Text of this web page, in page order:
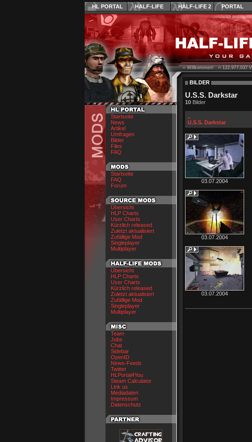
HL PORTAL HALF-LIFE HALF-LIFE 2 PORTAL
Startseite
News
Artikel
Umfragen
Bilder
Files
FAQ
Startseite
FAQ
Forum
Übersicht
HLP Charts
User Charts
Kürzlich released
Zuletzt aktualisiert
Zufällige Mod
Singleplayer
Multiplayer
Übersicht
HLP Charts
User Charts
Kürzlich released
Zuletzt aktualisiert
Zufällige Mod
Singleplayer
Multiplayer
Team
Jobs
Chat
Sidebar
OpenID
News-Feeds
Twitter
HLPortal4You
Steam Calculator
Link us
Mediadaten
Impressum
Datenschutz
›› Willkommen! ››122.977.037
BILDER
U.S.S. Darkstar
10Bilder
..
U.S.S. Darkstar
03.07.2004
03.07.2004
03.07.2004